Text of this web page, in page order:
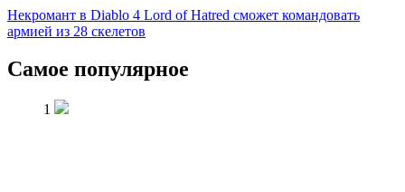
Некромант в Diablo 4 Lord of Hatred сможет командовать
армией из 28 скелетов
Самое популярное
1